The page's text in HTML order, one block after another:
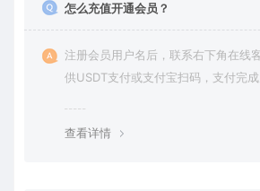
怎么充值开通会员？
注册会员用户名后，联系右下角在线
供USDT支付或支付宝扫码，支付完
查看详情